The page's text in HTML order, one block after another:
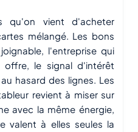
qu'on vient d'acheter
mélangé. Les bons
l'entreprise qui
le signal d'intérêt
hasard des lignes. Les
revient à miser sur
avec la même énergie,
valent à elles seules la